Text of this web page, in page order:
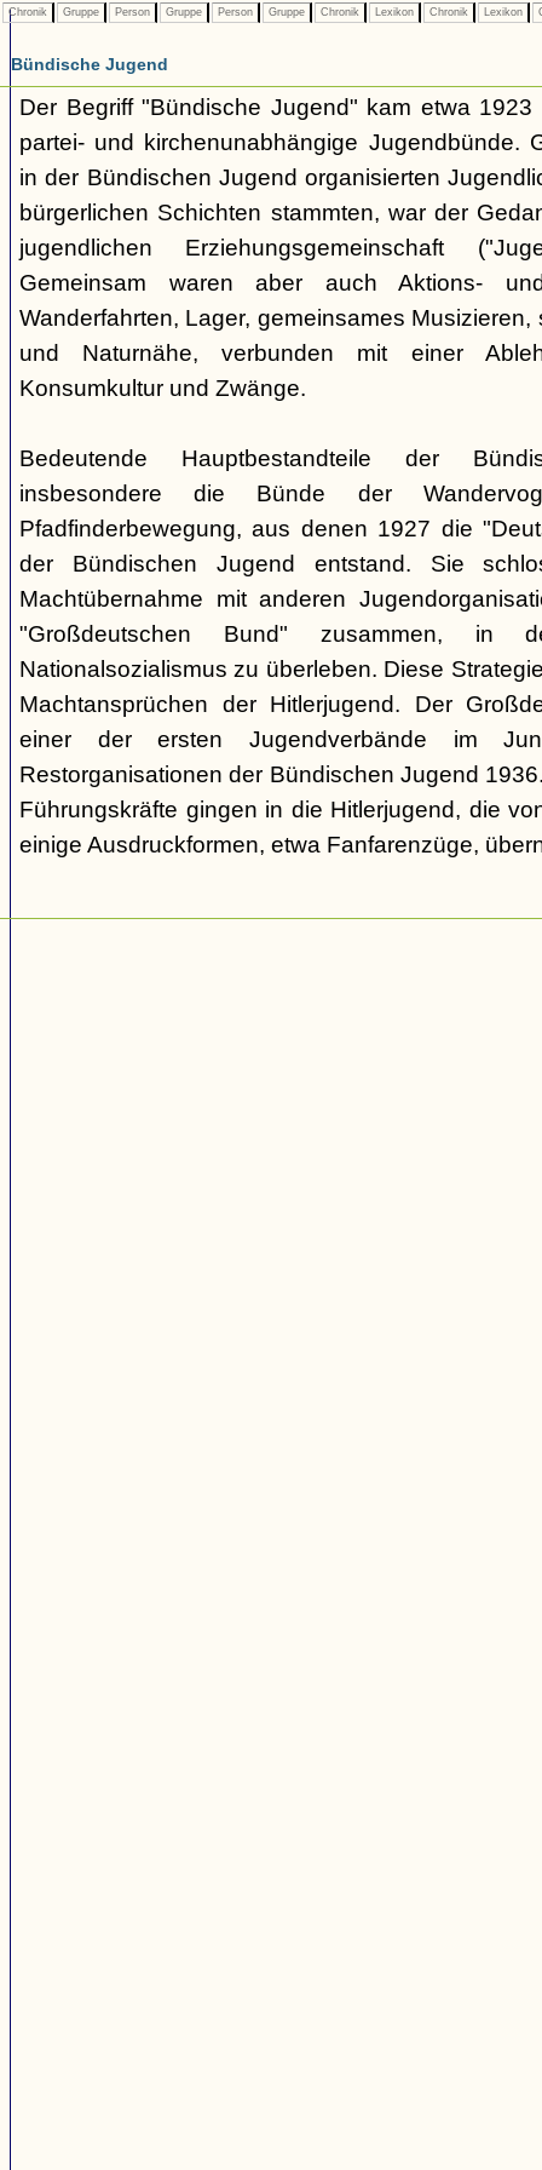
Chronik Gruppe Person Gruppe Person Gruppe Chronik Lexikon Chronik Lexikon
Bündische Jugend
Der Begriff "Bündische Jugend" kam etwa
partei- und kirchenunabhängige Jugendbünde.
in der Bündischen Jugend organisierten
bürgerlichen Schichten stammten, war der
jugendlichen Erziehungsgemeinschaft
Gemeinsam waren aber auch Aktions-
Wanderfahrten, Lager, gemeinsames
und Naturnähe, verbunden mit einer
Konsumkultur und Zwänge.
Bedeutende Hauptbestandteile der
insbesondere die Bünde der
Pfadfinderbewegung, aus denen 1927 die
der Bündischen Jugend entstand. Sie
Machtübernahme mit anderen
"Großdeutschen Bund" zusammen,
Nationalsozialismus zu überleben. Diese
Machtansprüchen der Hitlerjugend. Der
einer der ersten Jugendverbände im
Restorganisationen der Bündischen Jugend
Führungskräfte gingen in die Hitlerjugend, die
einige Ausdruckformen, etwa Fanfarenzüge,